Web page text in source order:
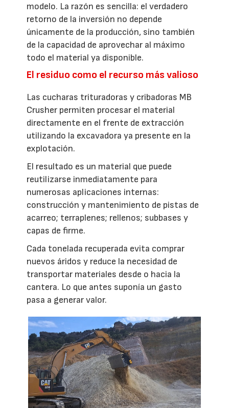
modelo. La razón es sencilla: el verdadero
retorno de la inversión no depende
únicamente de la producción, sino también
de la capacidad de aprovechar al máximo
todo el material ya disponible.
El residuo como el recurso más valioso
Las cucharas trituradoras y cribadoras MB
Crusher permiten procesar el material
directamente en el frente de extracción
utilizando la excavadora ya presente en la
explotación.
El resultado es un material que puede
reutilizarse inmediatamente para
numerosas aplicaciones internas:
construcción y mantenimiento de pistas de
acarreo; terraplenes; rellenos; subbases y
capas de firme.
Cada tonelada recuperada evita comprar
nuevos áridos y reduce la necesidad de
transportar materiales desde o hacia la
cantera. Lo que antes suponía un gasto
pasa a generar valor.